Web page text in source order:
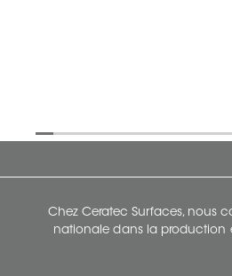
Chez Ceratec Surfaces, nous
nationale dans la production